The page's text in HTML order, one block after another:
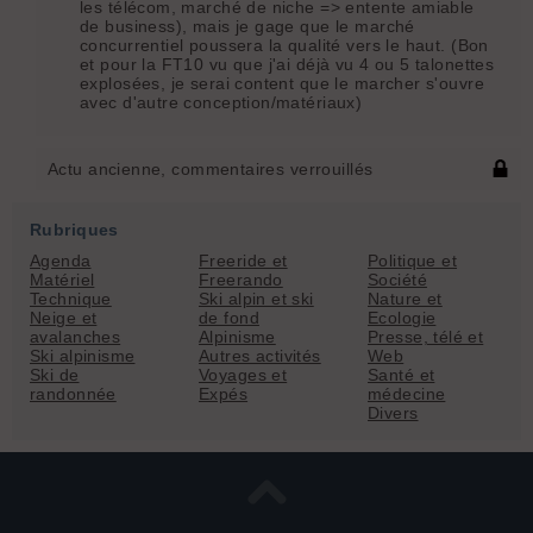
les télécom, marché de niche => entente amiable
de business), mais je gage que le marché
concurrentiel poussera la qualité vers le haut. (Bon
et pour la FT10 vu que j'ai déjà vu 4 ou 5 talonettes
explosées, je serai content que le marcher s'ouvre
avec d'autre conception/matériaux)
Actu ancienne, commentaires verrouillés
Rubriques
Agenda
Matériel
Technique
Neige et
avalanches
Ski alpinisme
Ski de
randonnée
Freeride et
Freerando
Ski alpin et ski
de fond
Alpinisme
Autres activités
Voyages et
Expés
Politique et
Société
Nature et
Ecologie
Presse, télé et
Web
Santé et
médecine
Divers